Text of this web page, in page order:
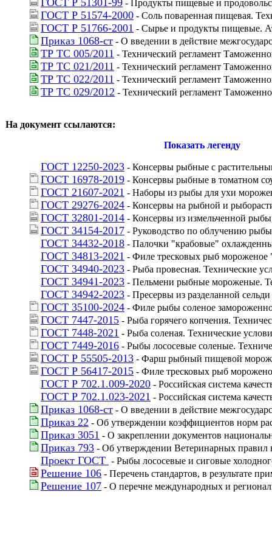
ГОСТ Р 51301-99 - Продукты пищевые и
ГОСТ Р 51574-2000 - Соль поваренная пищевая.
ГОСТ Р 51766-2001 - Сырье и продукты пищевые.
Приказ 1068-ст - О введении в действие
ТР ТС 005/2011 - Технический регламент
ТР ТС 021/2011 - Технический регламент
ТР ТС 022/2011 - Технический регламент
ТР ТС 029/2012 - Технический регламент
На документ ссылаются:
Показать легенду
ГОСТ 12250-2023 - Консервы рыбные с
ГОСТ 16978-2019 - Консервы рыбные в томатном
ГОСТ 21607-2021 - Наборы из рыбы для ухи
ГОСТ 29276-2024 - Консервы на рыбной и
ГОСТ 32801-2014 - Консервы из измельченной
ГОСТ 34154-2017 - Руководство по облучению
ГОСТ 34432-2018 - Палочки "крабовые"
ГОСТ 34813-2021 - Филе тресковых рыб мороженое
ГОСТ 34940-2023 - Рыба провесная. Технические
ГОСТ 34941-2023 - Пельмени рыбные мороженые.
ГОСТ 34942-2023 - Пресервы из разделанной
ГОСТ 35100-2024 - Филе рыбы соленое
ГОСТ 7447-2015 - Рыба горячего копчения.
ГОСТ 7448-2021 - Рыба соленая. Технические
ГОСТ 7449-2016 - Рыбы лососевые соленые.
ГОСТ Р 55505-2013 - Фарш рыбный пищевой
ГОСТ Р 56417-2015 - Филе тресковых рыб
ГОСТ Р 702.1.009-2020 - Российская система
ГОСТ Р 702.1.023-2021 - Российская система
Приказ 1068-ст - О введении в действие
Приказ 22 - Об утверждении коэффициентов норм
Приказ 3051 - О закреплении документов
Приказ 793 - Об утверждении Ветеринарных правил
Проект ГОСТ - Рыбы лососевые и сиговые
Решение 106 - Перечень стандартов, в результате
Решение 107 - О перечне международных и